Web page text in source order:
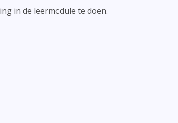
in de leermodule te doen.